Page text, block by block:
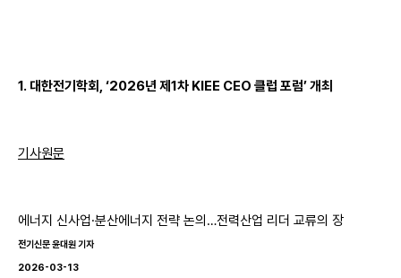
1. 대한전기학회, ‘2026년 제1차 KIEE CEO 클럽 포럼’ 개최
기사원문
에너지 신사업·분산에너지 전략 논의…전력산업 리더 교류의 장
전기신문 윤대원 기자
2026-03-13